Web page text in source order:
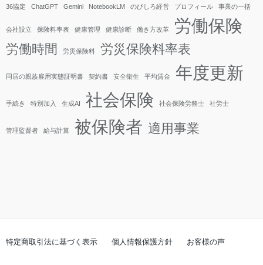
36協定 ChatGPT Gemini NotebookLM のびしろ経営 プロフィール 事業の一括
会社設立 保険料率表 健康管理 健康診断 働き方改革 労働保険
労働時間 労災保険料 労災保険料率表
同居の親族雇用実態証明書 契約書 安全衛生 平均賃金 年度更新
手続き 特別加入 生成AI 社会保険 社会保険労務士 社労士
管理監督者 給与計算 被保険者 適用事業
特定商取引法に基づく表示 個人情報保護方針 お客様の声